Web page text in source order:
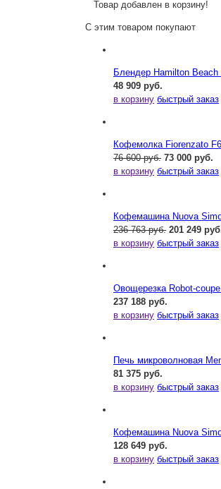
Товар добавлен в корзину!
С этим товаром покупают
Блендер Hamilton Beach
48 909 руб.
в корзину быстрый заказ
Кофемолка Fiorenzato
76 600 руб. 73 000 руб.
в корзину быстрый заказ
Кофемашина Nuova
236 763 руб. 201 249
в корзину быстрый заказ
Овощерезка Robot-
237 188 руб.
в корзину быстрый заказ
Печь микроволновая
81 375 руб.
в корзину быстрый заказ
Кофемашина Nuova
128 649 руб.
в корзину быстрый заказ